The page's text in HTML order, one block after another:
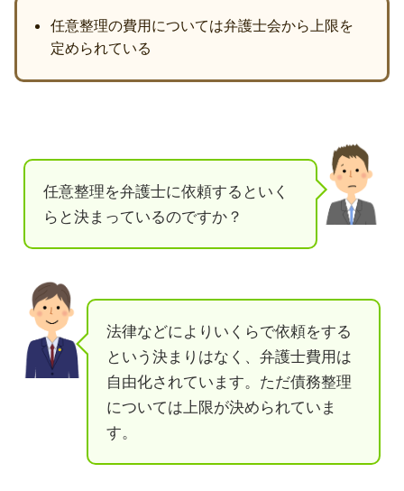
任意整理の費用については弁護士会から上限を
定められている
任意整理を弁護士に依頼するといく
らと決まっているのですか？
法律などによりいくらで依頼をする
という決まりはなく、弁護士費用は
自由化されています。ただ債務整理
については上限が決められていま
す。